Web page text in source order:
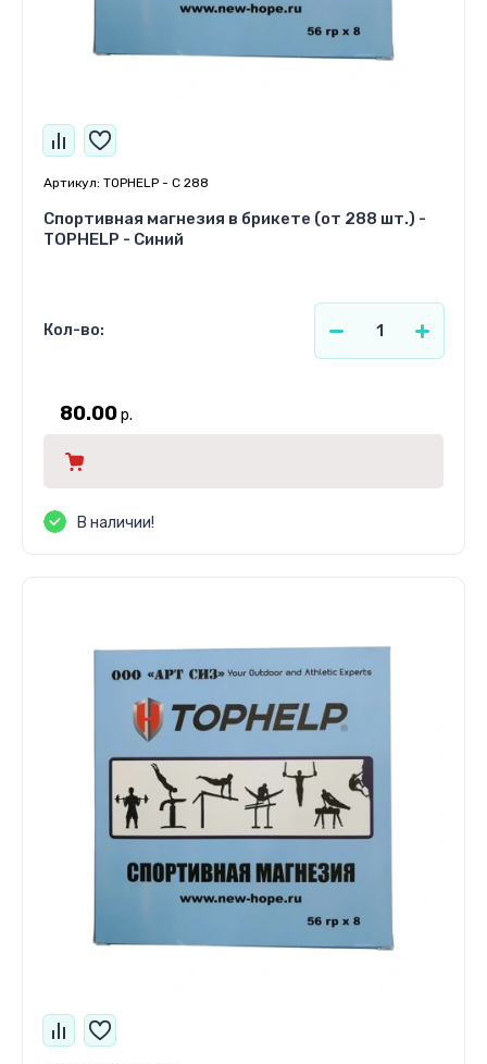
Артикул: TOPHELP - С 288
Спортивная магнезия в брикете (от 288 шт.) -
TOPHELP - Синий
Кол-во:
80.00р.
В наличии!